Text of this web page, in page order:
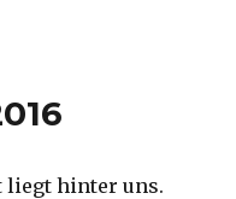
liegt hinter uns.